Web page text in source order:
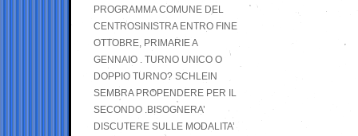
PROGRAMMA COMUNE DEL
CENTROSINISTRA ENTRO FINE
OTTOBRE, PRIMARIE A
GENNAIO . TURNO UNICO O
DOPPIO TURNO? SCHLEIN
SEMBRA PROPENDERE PER IL
SECONDO .BISOGNERA’
DISCUTERE SULLE MODALITA’